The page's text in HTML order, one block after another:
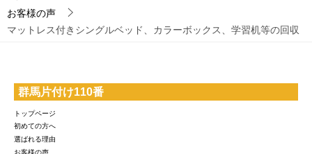
お客様の声
マットレス付きシングルベッド、カラーボックス、学習机等の回収
群馬片付け110番
トップページ
初めての方へ
選ばれる理由
お客様の声